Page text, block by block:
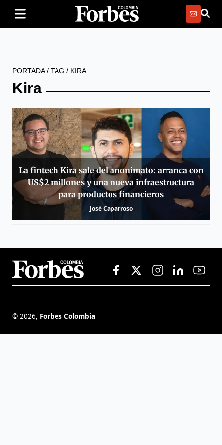
PORTADA/ TAG / KIRA
Kira
La fintech Kira sale del anonimato: arranca con
US$2 millones y una nueva infraestructura
para productos financieros
José Caparroso
© 2026, Forbes Colombia